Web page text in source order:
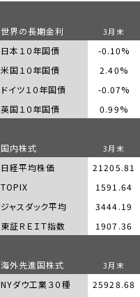
世界の長期金利 3月末
日本１０年国債 -0.10%
米国１０年国債
2.40%
ドイツ１０年国債
-0.07%
英国１０年国債
0.99%
国内株式 3月末
日経平均株価 21205.81
TOPIX
1591.64
ジャスダック平均
3444.19
東証ＲＥＩＴ指数
1907.36
海外先進国株式 3月末
NYダウ工業３０種 25928.68